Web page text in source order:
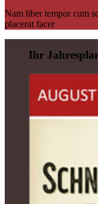
Nam liber tempor cum
placerat facer
Ihr